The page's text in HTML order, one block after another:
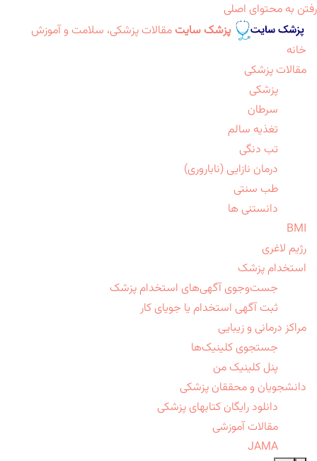
رفتن به محتوای اصلی
پزشک سایت مقالات پزشکی، سلامت و آموزش
خانه
مقالات پزشکی
پزشکی
سرطان
تغذیه سالم
تب دنگی
درمان نازایی (ناباروری)
طب سنتی
دانستنی ها
BMI
رژیم لاغری
استخدام پزشک
جست‌وجوی آگهی‌های استخدام پزشک
ثبت آگهی استخدام یا جویای کار
مراکز درمانی و زیبایی
جستجوی کلینیک‌ها
پنل کلینیک من
دانشجویان و محققان پزشکی
دانلود رایگان کتابهای پزشکی
مقالات آموزشی
JAMA